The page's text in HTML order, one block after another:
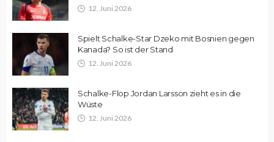
12. Juni 2026
Spielt Schalke-Star Dzeko mit Bosnien gegen
Kanada? So ist der Stand
12. Juni 2026
Schalke-Flop Jordan Larsson zieht es in die
Wüste
12. Juni 2026